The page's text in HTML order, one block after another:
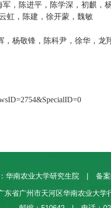
，陈进平，陈学深，初麒
虹，陈建，徐开蒙，魏敏
杨敬锋，陈科尹，徐华，
华南农业大学研究生院 | 备案
东省广州市天河区华南农业大学